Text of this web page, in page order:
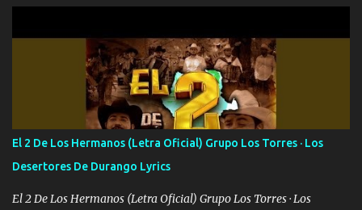
algunas que no lo entiendan Porque ahora soy su pesadilla, lo sé
Soy yo la octava maravilla, no lo niegues Tengo de rodillas a otras
cien Y por más que quieran no me detienen Soy yo la mente que
más brilla, lo ves Pa' mi la vida es tan sencilla No lo entenderías en
tu vida, y está bien Porque lo que tengo nadie lo tiene Una me está
escribiendo y la otra me va a llamar Quiere que vaya a verla y que
la invite a cenar Otras más me están pidiendo que las saque a
bailar Pero es que tengo un par de conciertos más que llenar Se
mueven solo por el interés P...
El 2 De Los Hermanos (Letra Oficial) Grupo Los Torres · Los
Desertores De Durango Lyrics
El 2 De Los Hermanos (Letra Oficial) Grupo Los Torres · Los